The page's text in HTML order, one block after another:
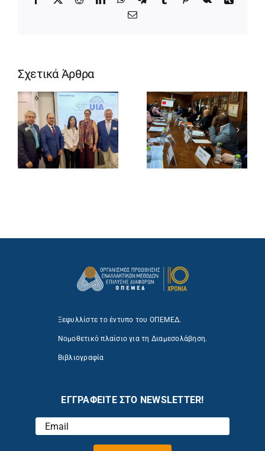
Email
Σχετικά Άρθρα
Ξεφυλλίστε το έντυπο του ΟΠΕΜΕΔ.
Νομοθετικό πλαίσιο για τη Διαμεσολάβηση.
Βιβλιογραφία
ΕΓΓΡΑΦΕΙΤΕ ΣΤΟ NEWSLETTER!